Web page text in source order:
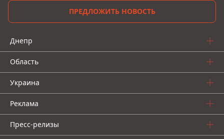
ПРЕДЛОЖИТЬ НОВОСТЬ
Днепр
Область
Украина
Реклама
Пресс-релизы